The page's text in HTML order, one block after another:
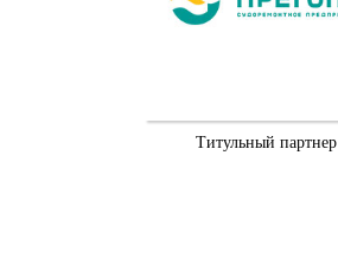
Титульный партнер